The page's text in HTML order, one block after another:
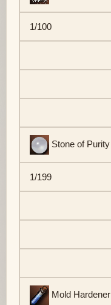
1/100
Stone of Purity
1/199
Mold Hardener